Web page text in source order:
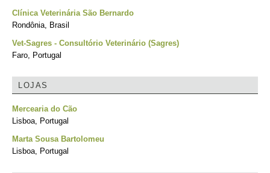
Clínica Veterinária São Bernardo
Rondônia, Brasil
Vet-Sagres - Consultório Veterinário (Sagres)
Faro, Portugal
LOJAS
Mercearia do Cão
Lisboa, Portugal
Marta Sousa Bartolomeu
Lisboa, Portugal